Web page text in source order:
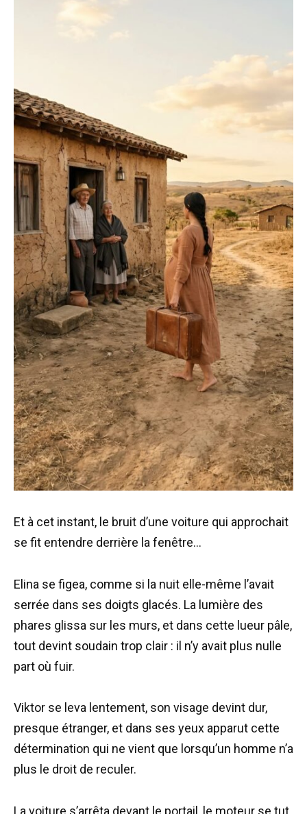
Et à cet instant, le bruit d’une voiture qui approchait
se fit entendre derrière la fenêtre…
Elina se figea, comme si la nuit elle-même l’avait
serrée dans ses doigts glacés. La lumière des
phares glissa sur les murs, et dans cette lueur pâle,
tout devint soudain trop clair : il n’y avait plus nulle
part où fuir.
Viktor se leva lentement, son visage devint dur,
presque étranger, et dans ses yeux apparut cette
détermination qui ne vient que lorsqu’un homme n’a
plus le droit de reculer.
La voiture s’arrêta devant le portail, le moteur se tut,